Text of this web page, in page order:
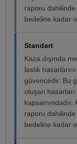
raporu
bedeline kadar
Standart
Kaza dışında
lastik
güvencedir. Bu
oluşan
raporu
bedeline kadar